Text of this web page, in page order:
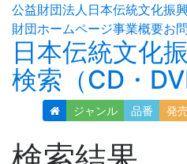
公益財団法人日本伝統文化振
財団ホームページ事業概要お
日本伝統文化
検索（CD・
ジャンル 品番 発